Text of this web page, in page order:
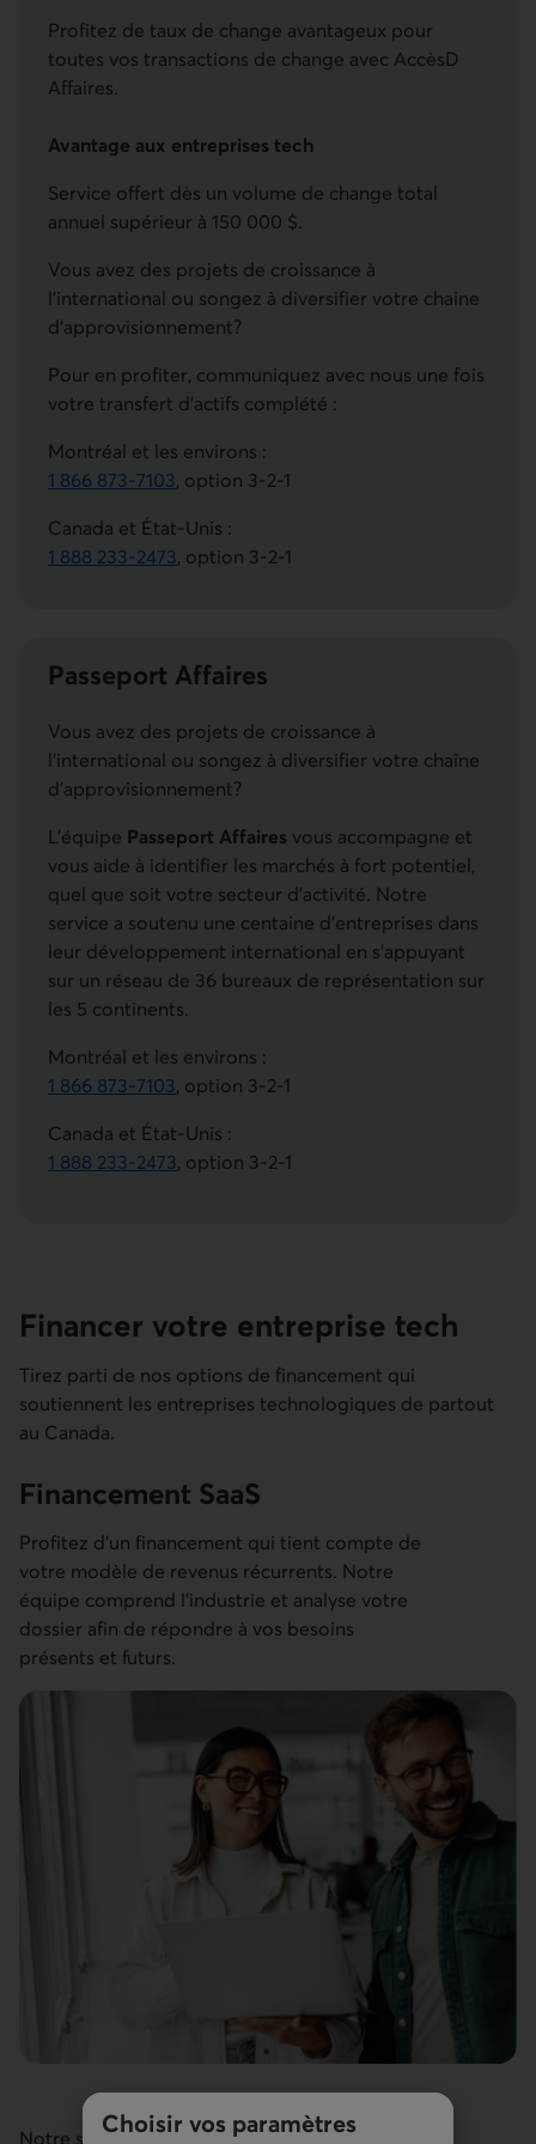
Choisir vos paramètres
Profitez de taux de change avantageux pour
toutes vos transactions de change avec AccèsD
Affaires.
Avantage aux entreprises tech
Service offert dès un volume de change total
annuel supérieur à 150 000 $.
Vous avez des projets de croissance à
l’international ou songez à diversifier votre chaine
d'approvisionnement?
Pour en profiter, communiquez avec nous une fois
votre transfert d’actifs complété :
Montréal et les environs :
1 866 873-7103, option 3-2-1
Canada et État-Unis :
1 888 233-2473, option 3-2-1
Passeport Affaires
Vous avez des projets de croissance à
l’international ou songez à diversifier votre chaîne
d’approvisionnement?
L’équipe Passeport Affaires vous accompagne et
vous aide à identifier les marchés à fort potentiel,
quel que soit votre secteur d’activité. Notre
service a soutenu une centaine d’entreprises dans
leur développement international en s’appuyant
sur un réseau de 36 bureaux de représentation sur
les 5 continents.
Montréal et les environs :
1 866 873-7103, option 3-2-1
Canada et État-Unis :
1 888 233-2473, option 3-2-1
Financer votre entreprise tech
Tirez parti de nos options de financement qui
soutiennent les entreprises technologiques de partout
au Canada.
Financement SaaS
Profitez d'un financement qui tient compte de
votre modèle de revenus récurrents. Notre
équipe comprend l'industrie et analyse votre
dossier afin de répondre à vos besoins
présents et futurs.
Notre solution convient aux différents modèles